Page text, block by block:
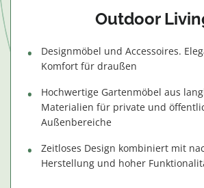
Outdoor
Designmöbel und Accessoires.
Komfort für draußen
Hochwertige Gartenmöbel aus
Materialien für private und
Außenbereiche
Zeitloses Design kombiniert mit
Herstellung und hoher